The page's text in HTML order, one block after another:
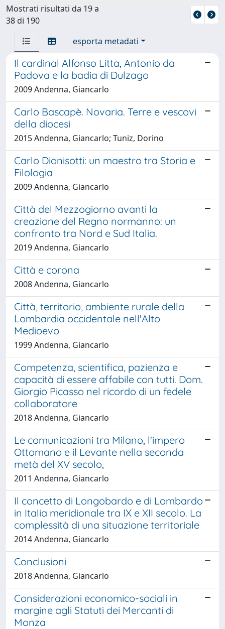
Mostrati risultati da 19 a
38 di 190
esporta metadati
Il cardinal Alfonso Litta, Antonio da
Padova e la badia di Dulzago
2009 Andenna, Giancarlo
Carlo Bascapè. Novaria. Terre e vescovi
della diocesi
2015 Andenna, Giancarlo; Tuniz, Dorino
Carlo Dionisotti: un maestro tra Storia e
Filologia
2009 Andenna, Giancarlo
Città del Mezzogiorno avanti la
creazione del Regno normanno: un
confronto tra Nord e Sud Italia.
2019 Andenna, Giancarlo
Città e corona
2008 Andenna, Giancarlo
Città, territorio, ambiente rurale della
Lombardia occidentale nell'Alto
Medioevo
1999 Andenna, Giancarlo
Competenza, scientifica, pazienza e
capacità di essere affabile con tutti. Dom.
Giorgio Picasso nel ricordo di un fedele
collaboratore
2018 Andenna, Giancarlo
Le comunicazioni tra Milano, l'impero
Ottomano e il Levante nella seconda
metà del XV secolo,
2011 Andenna, Giancarlo
Il concetto di Longobardo e di Lombardo
in Italia meridionale tra IX e XII secolo. La
complessità di una situazione territoriale
2014 Andenna, Giancarlo
Conclusioni
2018 Andenna, Giancarlo
Considerazioni economico-sociali in
margine agli Statuti dei Mercanti di
Monza